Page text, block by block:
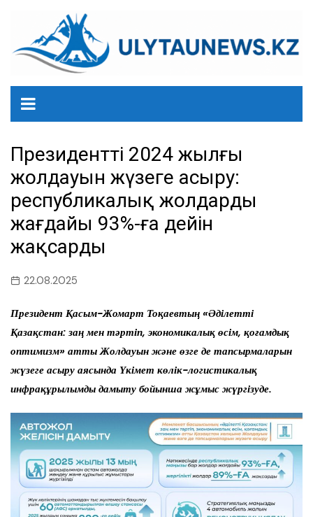
содержанию
Президенттің 2024 жылғы
жолдауын жүзеге асыру:
республикалық жолдардың
жағдайы 93%-ға дейін
жақсарды
22.08.2025
Президент Қасым-Жомарт Тоқаевтың «Әділетті
Қазақстан: заң мен тәртіп, экономикалық өсім, қоғамдық
оптимизм» атты Жолдауын және өзге де тапсырмаларын
жүзеге асыру аясында Үкімет көлік-логистикалық
инфрақұрылымды дамыту бойынша жұмыс жүргізуде.